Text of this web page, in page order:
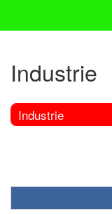
Industrie
Industrie